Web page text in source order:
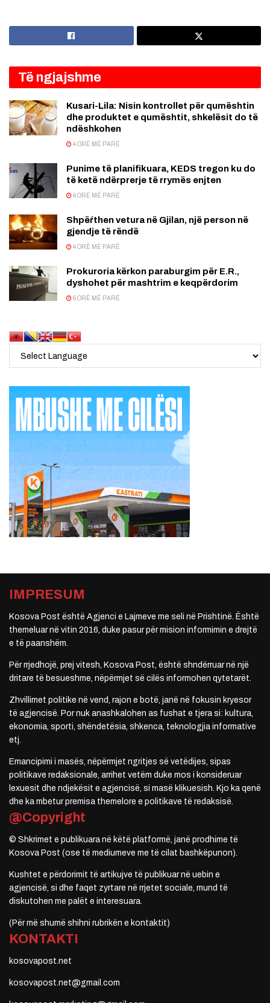
Të ngjajshme
Kusari-Lila: Nisin kontrollet për qumështin
dhe produktet e qumështit, shkelësit do të
ndëshkohen
4 ORË MË PARË
Punime të planifikuara, KEDS tregon ku do
të ketë ndërprerje të rrymës enjten
4 ORË MË PARË
Shpëŕthen vetura në Gjilan, një person në
gjendje të rëndë
4 ORË MË PARË
Prokuroria kërkon paraburgim për E.R.,
dyshohet për mashtrim e keqpërdorim
6 ORË MË PARË
IMPRESUM
Kosova Post është Agjenci e Lajmeve me seli në Prishtinë. Është
themeluar në vitin 2016, duke pasur për mision informimin e drejtë
e të paanshëm.
Për rrjedhojë, prej vitesh, Kosova Post, është shndërruar në një
dritare të besueshme, nëpërmjet së cilës informohen qytetarët.
Zhvillimet politike në vend, rajon e botë, janë në fokusin kryesor
të agjencisë. Por nuk anashkalohen as fushat e tjera si: kultura,
ekonomia, sporti, shëndetësia, shkenca, teknologjia informative
etj.
Emancipimi i masës, nëpërmjet ngritjes së vetëdijes, sipas
politikave redaksionale, arrihet vetëm duke mos i konsideruar
lexuesit dhe ndjekësit e agjencisë, si masë klikuesish. Kjo ka qenë
dhe ka mbetur premisa themelore e politikave të redaksisë.
@Copyright
© Shkrimet e publikuara në këtë platformë, janë prodhime të
Kosova Post (ose të mediumeve me të cilat bashkëpunon).
Kushtet e përdorimit të artikujve të publikuar në uebin e
agjencisë, si dhe faqet zyrtare në rrjetet sociale, mund të
diskutohen me palët e interesuara.
(Për më shumë shihni rubrikën e kontaktit)
KONTAKTI
kosovapost.net
kosovapost.net@gmail.com